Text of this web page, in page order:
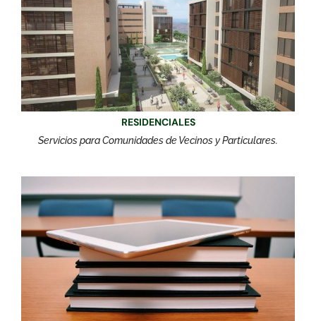
RESIDENCIALES
Servicios para Comunidades de Vecinos y Particulares.